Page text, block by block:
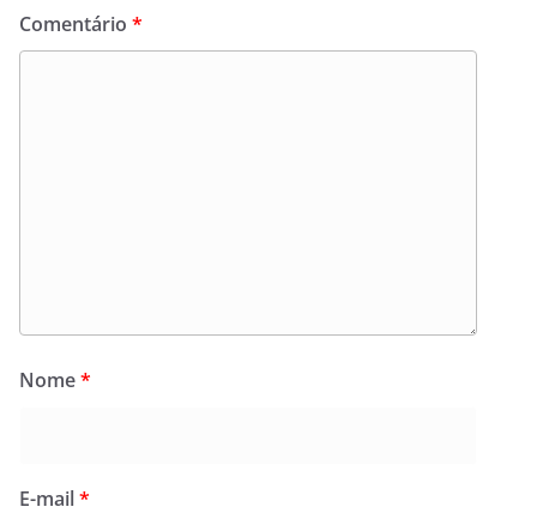
Comentário *
Nome*
E-mail*